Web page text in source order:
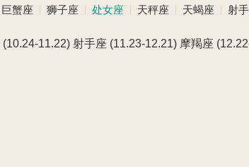
巨蟹座 狮子座 处女座 天秤座 天蝎座 射
(10.24-11.22) 射手座 (11.23-12.21) 摩羯座